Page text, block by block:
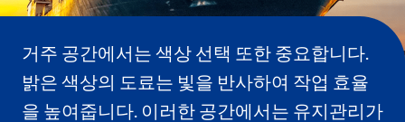
거주 공간에서는 색상 선택 또한 중요합니다.
밝은 색상의 도료는 빛을 반사하여 작업 효율
을 높여줍니다. 이러한 공간에서는 유지관리가